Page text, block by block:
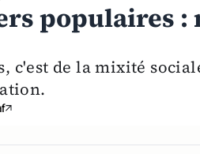
populaires :
c'est de la mixité